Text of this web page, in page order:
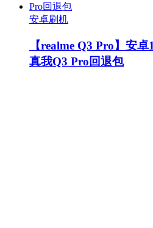
安卓刷机
【realme Q3 Pro】安
真我Q3 Pro回退包